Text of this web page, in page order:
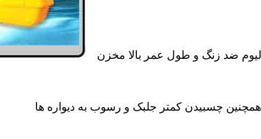
ضد زنگ و طول عمر بالا مخزن
چسبیدن کمتر جلبک و رسوب به دیواره ها